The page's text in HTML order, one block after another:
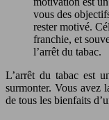
vous des
rester motivé.
franchie, et
l’arrêt du tabac.
L’arrêt du tabac est
surmonter. Vous avez
de tous les bienfaits